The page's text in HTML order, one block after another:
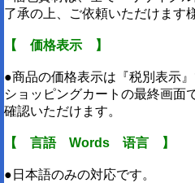
了承の上、ご依頼いただけます
【 価格表示 】
●商品の価格表示は『税別表示
ショッピングカートの最終画面
確認いただけます。
【 言語 Words 语言 】
●日本語のみの対応です。